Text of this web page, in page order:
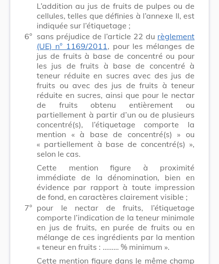
L’addition au jus de fruits de pulpes ou de
cellules, telles que définies à l’annexe II, est
indiquée sur l’étiquetage ;
6° sans préjudice de l’article 22 du règlement
(UE) n° 1169/2011 , pour les mélanges de
jus de fruits à base de concentré ou pour
les jus de fruits à base de concentré à
teneur réduite en sucres avec des jus de
fruits ou avec des jus de fruits à teneur
réduite en sucres, ainsi que pour le nectar
de fruits obtenu entièrement ou
partiellement à partir d’un ou de plusieurs
concentré(s), l’étiquetage comporte la
mention « à base de concentré(s) » ou
« partiellement à base de concentré(s) »,
selon le cas.
Cette mention figure à proximité
immédiate de la dénomination, bien en
évidence par rapport à toute impression
de fond, en caractères clairement visible ;
7° pour le nectar de fruits, l’étiquetage
comporte l’indication de la teneur minimale
en jus de fruits, en purée de fruits ou en
mélange de ces ingrédients par la mention
« teneur en fruits : ……… % minimum ».
Cette mention figure dans le même champ